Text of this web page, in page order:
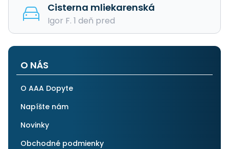
Cisterna mliekarenská
Igor F. 1 deň pred
O NÁS
O AAA Dopyte
Napíšte nám
Novinky
Obchodné podmienky